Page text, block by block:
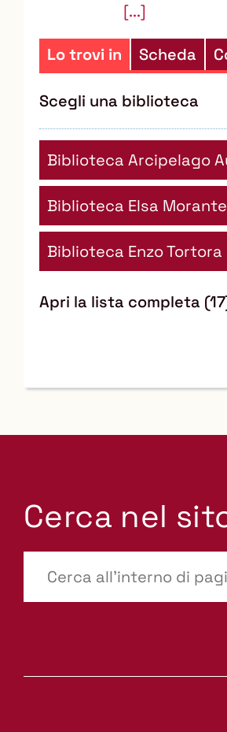
[...]
Lo trovi in Scheda
Scegli una biblioteca
Biblioteca Arcipelago
Biblioteca Elsa Morante
Biblioteca Enzo Tortora
Apri la lista completa
Cerca nel
site-